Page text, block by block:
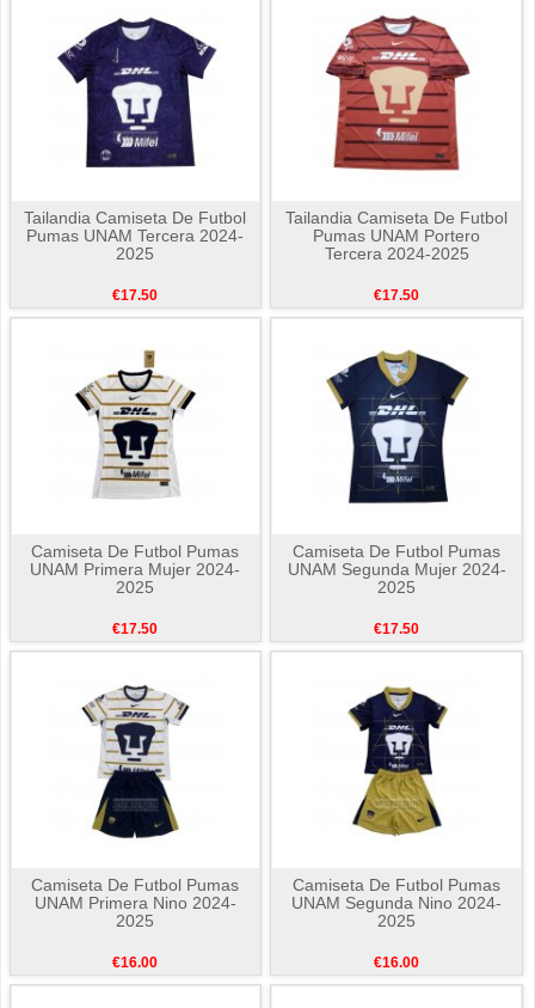
Tailandia Camiseta De Futbol
Pumas UNAM Tercera 2024-
2025
€17.50
Tailandia Camiseta De Futbol
Pumas UNAM Portero
Tercera 2024-2025
€17.50
Camiseta De Futbol Pumas
UNAM Primera Mujer 2024-
2025
€17.50
Camiseta De Futbol Pumas
UNAM Segunda Mujer 2024-
2025
€17.50
Camiseta De Futbol Pumas
UNAM Primera Nino 2024-
2025
€16.00
Camiseta De Futbol Pumas
UNAM Segunda Nino 2024-
2025
€16.00